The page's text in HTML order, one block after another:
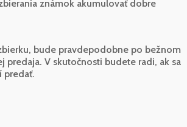
známok akumulovať dobre
bude pravdepodobne po bežnom
predaja. V skutočnosti budete radi, ak sa
predať.